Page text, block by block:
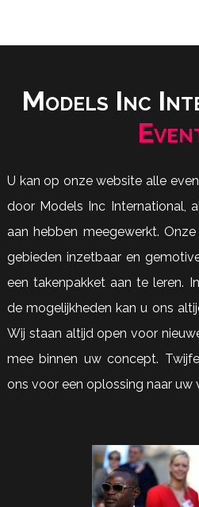
Models Inc
U kan op onze website alle
door Models Inc International,
aan hebben meegewerkt.
gebieden inzetbaar en
een takenpakket aan te leren.
de mogelijkheden kan u ons
Wij staan altijd open voor
mee binnen uw concept.
ons voor een oplossing naar uw